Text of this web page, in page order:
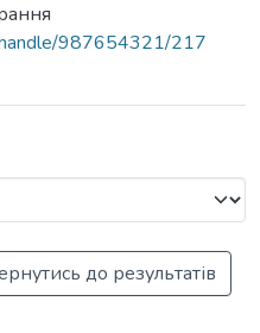
handle/987654321/217
до результатів